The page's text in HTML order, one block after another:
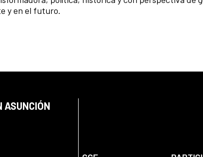
y en el futuro.
ASUNCIÓN